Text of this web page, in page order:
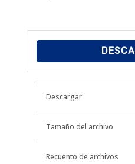
Descargar
Tamaño del archivo
Recuento de archivos